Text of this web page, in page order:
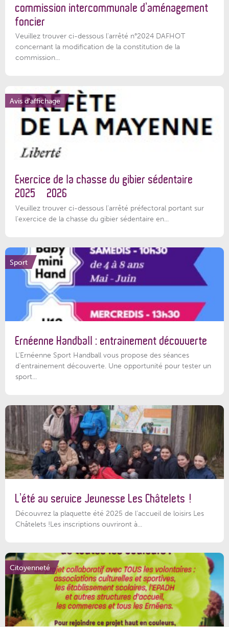
commission intercommunale d’aménagement
foncier
Veuillez trouver ci-dessous l'arrêté n°2024 DAFHOT
concernant la modification de la constitution de la
commission...
Avis d'affichage
Exercice de la chasse du gibier sédentaire
2025 – 2026
Veuillez trouver ci-dessous l'arrêté préfectoral portant sur
l'exercice de la chasse du gibier sédentaire en...
Sport
Ernéenne Handball : entrainement découverte
L'Ernéenne Sport Handball vous propose des séances
d'entrainement découverte. Une opportunité pour tester un
sport...
L’été au service Jeunesse Les Châtelets !
Découvrez la plaquette été 2025 de l’accueil de loisirs Les
Châtelets !Les inscriptions ouvriront à...
Citoyenneté